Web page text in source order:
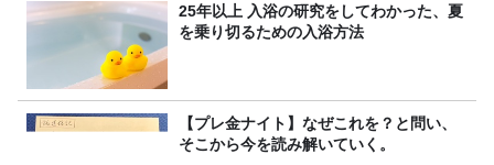
25年以上 入浴の研究をしてわかった、夏
を乗り切るための入浴方法
【プレ金ナイト】なぜこれを？と問い、
そこから今を読み解いていく。